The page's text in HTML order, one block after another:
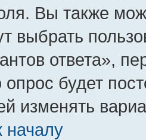
Вы также
выбрать
ответа»,
опрос будет
изменять
началу